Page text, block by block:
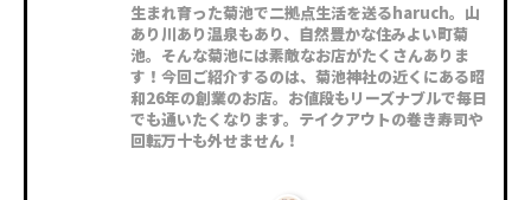
生まれ育った菊池で二拠点生活を送るharuch。山
あり川あり温泉もあり、自然豊かな住みよい町菊
池。そんな菊池には素敵なお店がたくさんありま
す！今回ご紹介するのは、菊池神社の近くにある昭
和26年の創業のお店。お値段もリーズナブルで毎日
でも通いたくなります。テイクアウトの巻き寿司や
回転万十も外せません！